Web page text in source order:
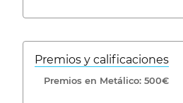
Premios y calificaciones
Premios en Metálico: 500€